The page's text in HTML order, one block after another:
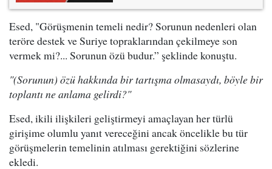
Esed, "Görüşmenin temeli nedir? Sorunun nedenleri olan
teröre destek ve Suriye topraklarından çekilmeye son
vermek mi?... Sorunun özü budur.” şeklinde konuştu.
"(Sorunun) özü hakkında bir tartışma olmasaydı, böyle bir
toplantı ne anlama gelirdi?"
Esed, ikili ilişkileri geliştirmeyi amaçlayan her türlü
girişime olumlu yanıt vereceğini ancak öncelikle bu tür
görüşmelerin temelinin atılması gerektiğini sözlerine
ekledi.